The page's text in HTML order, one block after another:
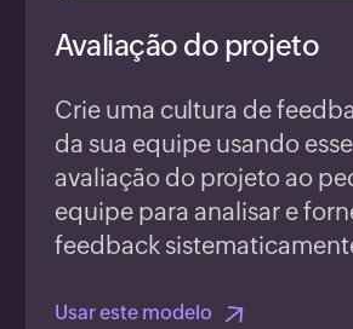
Avaliação do projeto
Crie uma cultura de
da sua equipe usando
avaliação do projeto ao
equipe para analisar e
feedback
Usar este modelo